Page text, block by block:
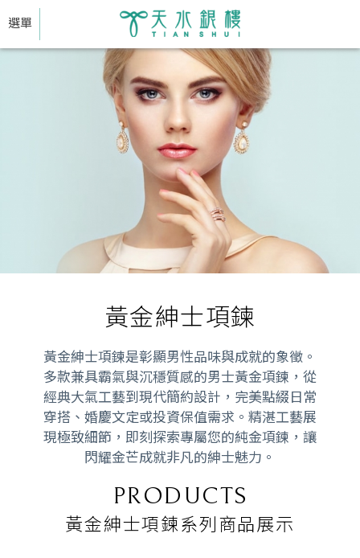
黃金紳士項鍊
黃金紳士項鍊是彰顯男性品味與成就的象徵。
多款兼具霸氣與沉穩質感的男士黃金項鍊，從
經典大氣工藝到現代簡約設計，完美點綴日常
穿搭、婚慶文定或投資保值需求。精湛工藝展
現極致細節，即刻探索專屬您的純金項鍊，讓
閃耀金芒成就非凡的紳士魅力。
PRODUCTS
黃金紳士項鍊系列商品展示
選單